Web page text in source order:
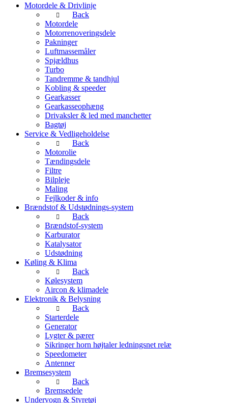
Motordele & Drivlinje
Back
Motordele
Motorrenoveringsdele
Pakninger
Luftmassemåler
Spjældhus
Turbo
Tandremme & tandhjul
Kobling & speeder
Gearkasser
Gearkasseophæng
Drivaksler & led med manchetter
Bagtøj
Service & Vedligeholdelse
Back
Motorolie
Tændingsdele
Filtre
Bilpleje
Maling
Fejlkoder & info
Brændstof & Udstødnings-system
Back
Brændstof-system
Karburator
Katalysator
Udstødning
Køling & Klima
Back
Kølesystem
Aircon & klimadele
Elektronik & Belysning
Back
Starterdele
Generator
Lygter & pærer
Sikringer horn højtaler ledningsnet relæ
Speedometer
Antenner
Bremsesystem
Back
Bremsedele
Undervogn & Styretøj